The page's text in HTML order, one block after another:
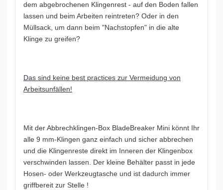
dem abgebrochenen Klingenrest - auf den Boden fallen
lassen und beim Arbeiten reintreten? Oder in den
Müllsack, um dann beim "Nachstopfen" in die alte
Klinge zu greifen?
Das sind keine best practices zur Vermeidung von
Arbeitsunfällen!
Mit der Abbrechklingen-Box BladeBreaker Mini könnt Ihr
alle 9 mm-Klingen ganz einfach und sicher abbrechen
und die Klingenreste direkt im Inneren der Klingenbox
verschwinden lassen. Der kleine Behälter passt in jede
Hosen- oder Werkzeugtasche und ist dadurch immer
griffbereit zur Stelle !